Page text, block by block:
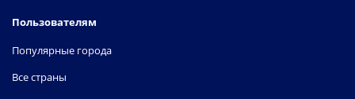
Пользователям
Популярные города
Все страны